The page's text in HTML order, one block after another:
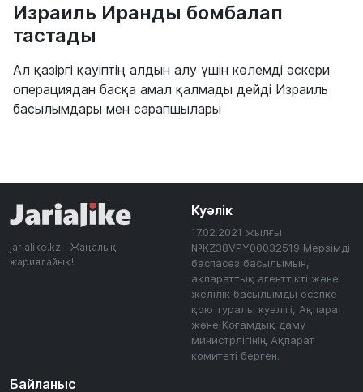
Израиль Иранды бомбалап
тастады
Ал қазіргі қауіптің алдын алу үшін көлемді әскери
операциядан басқа амал қалмады дейді Израиль
басылымдары мен сарапшылары
jarialike.kz - Жаңалық
жариялайық!
Куәлік
17.02.2021 жылғы
№KZ38VPY00032519 Мерзімді
баспасөз басылымын,
ақпараттық агенттікті және
желілік басылымды есепке
қою туралы куәлігі, Ақпарат
және Қоғамдық даму
министрлігінің Ақпарат
комитеті берген.
Байланыс